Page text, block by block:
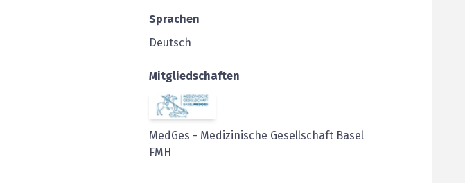
Sprachen
Deutsch
Mitgliedschaften
MedGes - Medizinische Gesellschaft Basel
FMH